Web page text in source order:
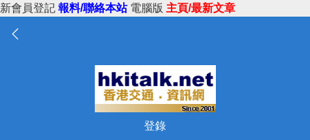
新會員登記 報料/聯絡本站 電腦版 主頁/最新文章
登錄